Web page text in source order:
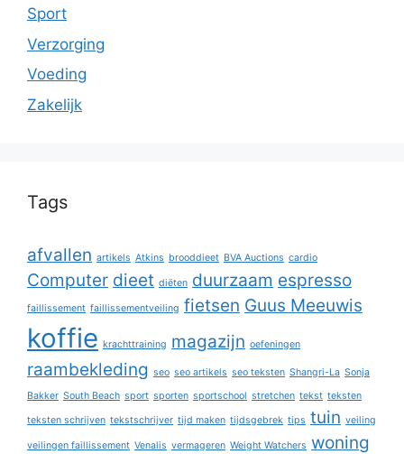
Sport
Verzorging
Voeding
Zakelijk
Tags
afvallen artikels Atkins brooddieet BVA Auctions cardio
Computer dieet diëten duurzaam espresso
faillissement faillissementveiling fietsen Guus Meeuwis
koffie krachttraining magazijn oefeningen
raambekleding seo seo artikels seo teksten Shangri-La Sonja
Bakker South Beach sport sporten sportschool stretchen tekst teksten
teksten schrijven tekstschrijver tijd maken tijdsgebrek tips tuin veiling
veilingen faillissement Venalis vermageren Weight Watchers woning